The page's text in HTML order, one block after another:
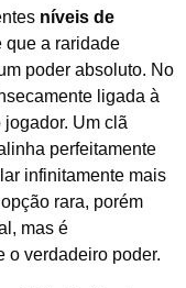
níveis de
que a raridade
poder absoluto. No
ligada à
jogador. Um clã
perfeitamente
infinitamente mais
rara, porém
mas é
o verdadeiro poder.